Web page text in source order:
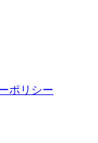
ポリシー